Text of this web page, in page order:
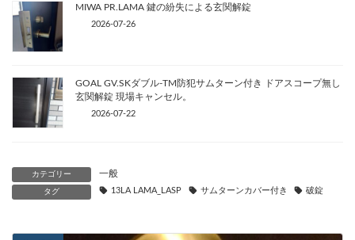
MIWA PR.LAMA 鍵の紛失による玄関解錠
2026-07-26
GOAL GV.SKダブル-TM防犯サムターン付き ドアスコープ無し
玄関解錠 現場キャンセル。
2026-07-22
カテゴリー 一般
タグ 13LA LAMA_LASP サムターンカバー付き 破錠